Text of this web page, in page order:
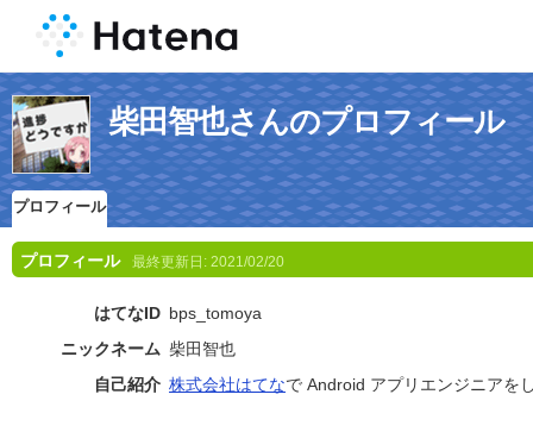
柴田智也さんのプロフィール
プロフィール
プロフィール 最終更新日: 2021/02/20
はてなID bps_tomoya
ニックネーム 柴田智也
自己紹介 株式会社はてなで Android アプリエンジニアを